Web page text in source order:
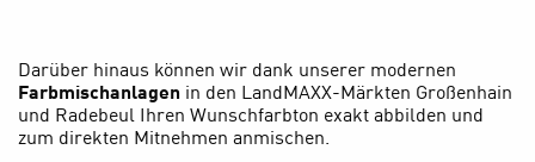
Darüber hinaus können wir dank unserer modernen
Farbmischanlagen in den LandMAXX-Märkten Großenhain
und Radebeul Ihren Wunschfarbton exakt abbilden und
zum direkten Mitnehmen anmischen.